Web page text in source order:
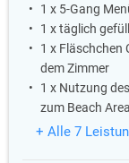
1 x 5-Gang
1 x täglich
1 x Fläschchen
dem Zimmer
1 x Nutzung
zum Beach
+ Alle 7